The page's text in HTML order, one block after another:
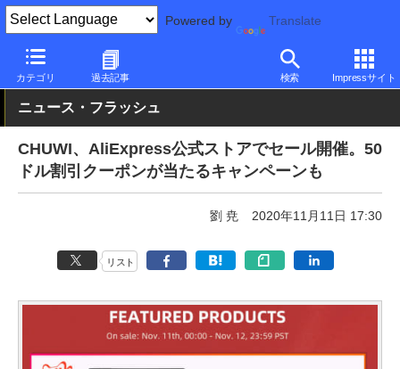
Powered by Translate
カテゴリ 過去記事 検索 Impressサイト
PC Watch パソコン/タブレット/スマートフォン ノートパソコン
ニュース・フラッシュ
CHUWI、AliExpress公式ストアでセール開催。50
ドル割引クーポンが当たるキャンペーンも
劉 尭 2020年11月11日 17:30
リスト